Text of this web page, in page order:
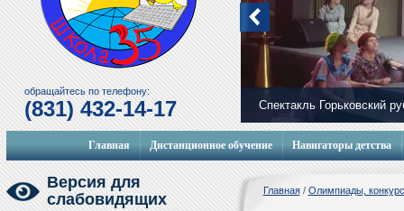
Спектакль Горьковский
обращайтесь по телефону:
(831) 432-14-17
Главная Дистанционное обучение Навигаторы детства
Версия для
слабовидящих
Главная/ Олимпиады,